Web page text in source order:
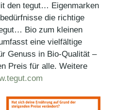
den tegut… Eigenmarken
die richtige
Bio zum kleinen
eine vielfältige
Genuss in Bio-Qualität –
Preis für alle. Weitere